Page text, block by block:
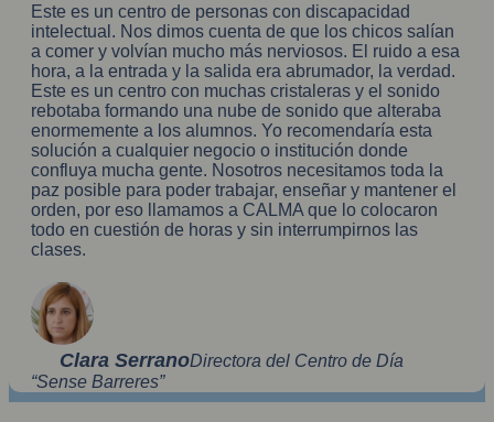
Este es un centro de personas con discapacidad
intelectual. Nos dimos cuenta de que los chicos salían
a comer y volvían mucho más nerviosos. El ruido a esa
hora, a la entrada y la salida era abrumador, la verdad.
Este es un centro con muchas cristaleras y el sonido
rebotaba formando una nube de sonido que alteraba
enormemente a los alumnos. Yo recomendaría esta
solución a cualquier negocio o institución donde
confluya mucha gente. Nosotros necesitamos toda la
paz posible para poder trabajar, enseñar y mantener el
orden, por eso llamamos a CALMA que lo colocaron
todo en cuestión de horas y sin interrumpirnos las
clases.
Clara SerranoDirectora del Centro de Día
“Sense Barreres”